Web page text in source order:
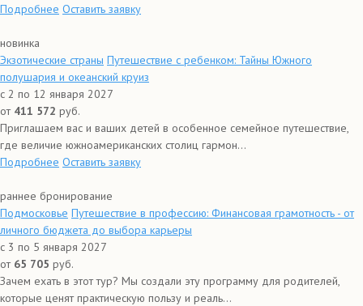
Подробнее Оставить заявку
новинка
Экзотические страны Путешествие с ребенком: Тайны Южного
полушария и океанский круиз
с 2 по 12 января 2027
от 411 572 руб.
Приглашаем вас и ваших детей в особенное семейное путешествие,
где величие южноамериканских столиц гармон...
Подробнее Оставить заявку
раннее бронирование
Подмосковье Путешествие в профессию: Финансовая грамотность - от
личного бюджета до выбора карьеры
с 3 по 5 января 2027
от 65 705 руб.
Зачем ехать в этот тур? Мы создали эту программу для родителей,
которые ценят практическую пользу и реаль...